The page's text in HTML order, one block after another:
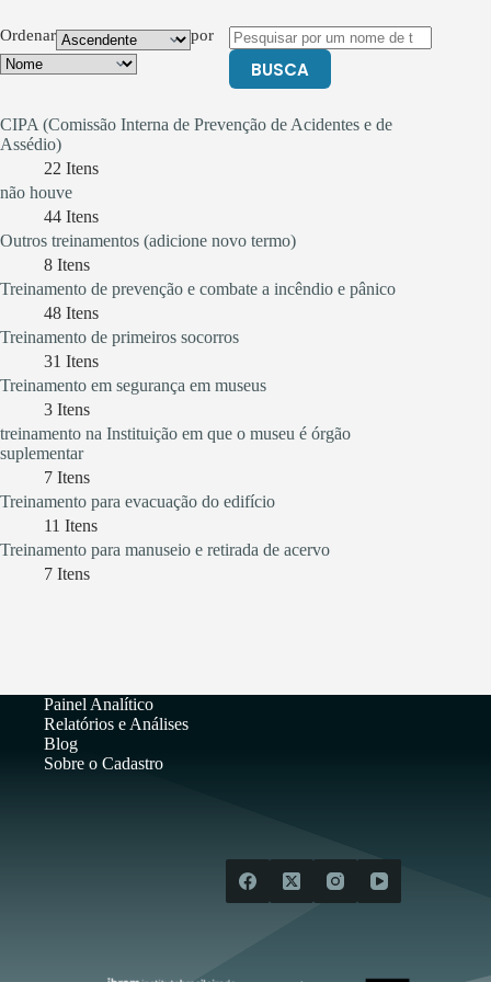
Ordenar por
BUSCA
CIPA (Comissão Interna de Prevenção de Acidentes e de
Assédio)
22 Itens
não houve
44 Itens
Outros treinamentos (adicione novo termo)
8 Itens
Treinamento de prevenção e combate a incêndio e pânico
48 Itens
Treinamento de primeiros socorros
31 Itens
Treinamento em segurança em museus
3 Itens
treinamento na Instituição em que o museu é órgão
suplementar
7 Itens
Treinamento para evacuação do edifício
11 Itens
Treinamento para manuseio e retirada de acervo
7 Itens
Painel Analítico
Relatórios e Análises
Blog
Sobre o Cadastro